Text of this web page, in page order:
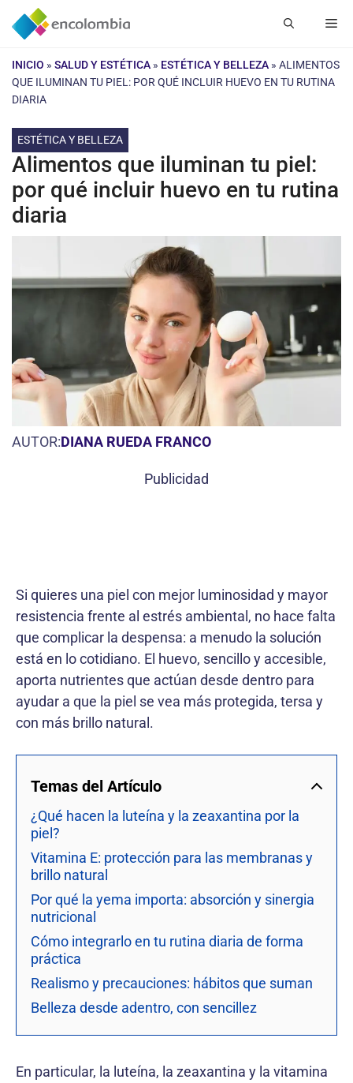
Saltar
INICIO » SALUD Y ESTÉTICA » ESTÉTICA Y BELLEZA » ALIMENTOS
QUE ILUMINAN TU PIEL: POR QUÉ INCLUIR HUEVO EN TU RUTINA
DIARIA
ESTÉTICA Y BELLEZA
Alimentos que iluminan tu piel:
por qué incluir huevo en tu rutina
diaria
AUTOR:DIANA RUEDA FRANCO
Publicidad
Si quieres una piel con mejor luminosidad y mayor
resistencia frente al estrés ambiental, no hace falta
que complicar la despensa: a menudo la solución
está en lo cotidiano. El huevo, sencillo y accesible,
aporta nutrientes que actúan desde dentro para
ayudar a que la piel se vea más protegida, tersa y
con más brillo natural.
Temas del Artículo
¿Qué hacen la luteína y la zeaxantina por la
piel?
Vitamina E: protección para las membranas y
brillo natural
Por qué la yema importa: absorción y sinergia
nutricional
Cómo integrarlo en tu rutina diaria de forma
práctica
Realismo y precauciones: hábitos que suman
Belleza desde adentro, con sencillez
En particular, la luteína, la zeaxantina y la vitamina